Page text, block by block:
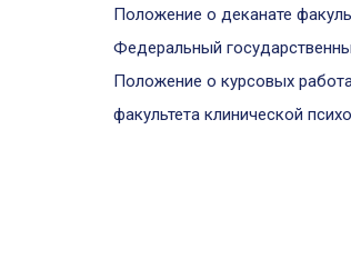
Положение о деканате
Федеральный
Положение о курсовых
факультета клинической